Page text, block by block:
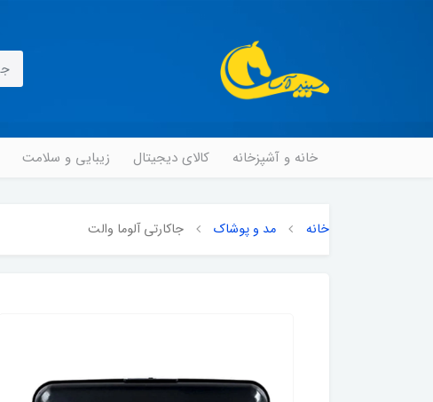
خانه و آشپزخانه کالای دیجیتال زیبایی و سلامت
خانه مد و پوشاک جاکارتی آلوما والت